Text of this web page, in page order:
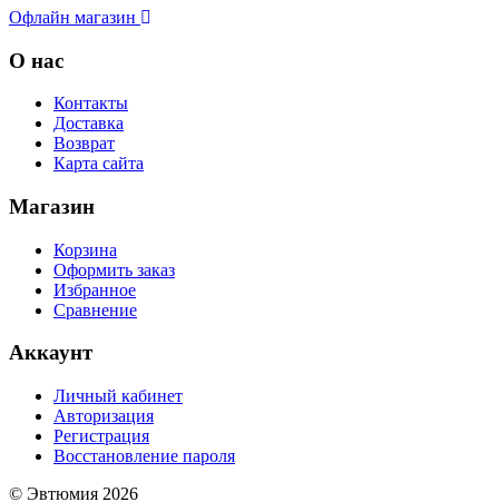
Офлайн магазин
О нас
Контакты
Доставка
Возврат
Карта сайта
Магазин
Корзина
Оформить заказ
Избранное
Сравнение
Аккаунт
Личный кабинет
Авторизация
Регистрация
Восстановление пароля
© Эвтюмия 2026